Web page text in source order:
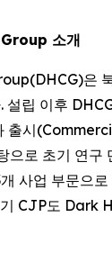
소개
은 북
설립 이후
시
으로 초기 연
사업 부문으
CJP도 Dark